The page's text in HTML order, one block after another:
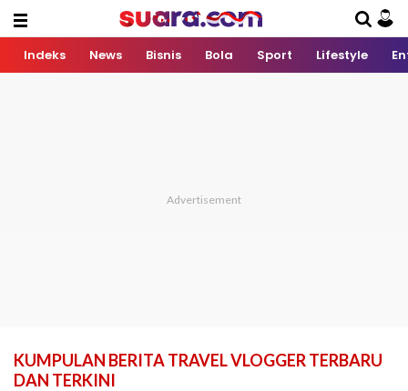
Indeks News Bisnis Bola Sport Lifestyle
KUMPULAN BERITA TRAVEL VLOGGER TERBARU
DAN TERKINI